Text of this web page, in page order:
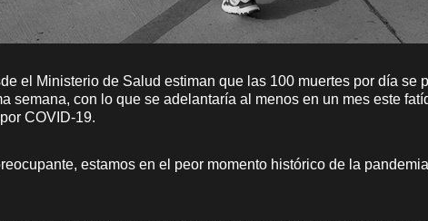
el Ministerio de Salud estiman que las 100 muertes por día se
semana, con lo que se adelantaría al menos en un mes este
COVID-19.
estamos en el peor momento histórico de la